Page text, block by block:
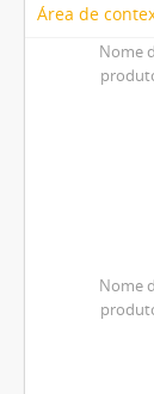
Área de
Nome
Nome